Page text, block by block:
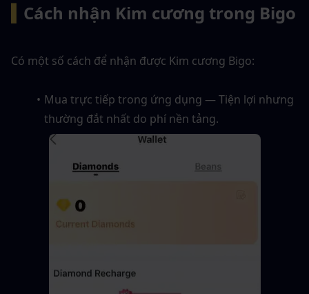
Cách nhận Kim cương trong Bigo
Có một số cách để nhận được Kim cương Bigo:
Mua trực tiếp trong ứng dụng — Tiện lợi nhưng
thường đắt nhất do phí nền tảng.